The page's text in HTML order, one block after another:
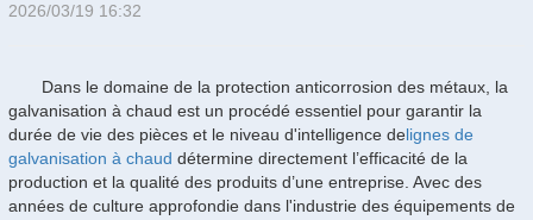
2026/03/19 16:32
Dans le domaine de la protection anticorrosion des métaux, la
galvanisation à chaud est un procédé essentiel pour garantir la
durée de vie des pièces et le niveau d'intelligence delignes de
galvanisation à chaud détermine directement l’efficacité de la
production et la qualité des produits d’une entreprise. Avec des
années de culture approfondie dans l'industrie des équipements de